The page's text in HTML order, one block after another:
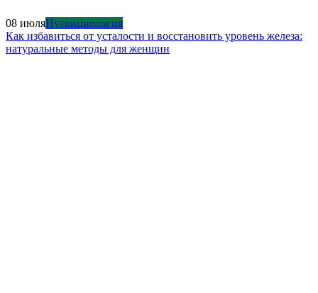
08 июляНутрициология
Как избавиться от усталости и восстановить уровень железа:
натуральные методы для женщин